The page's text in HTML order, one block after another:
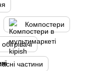
Компостери
частини